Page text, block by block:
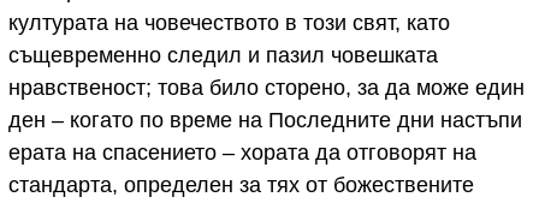
културата на човечеството в този свят, като
същевременно следил и пазил човешката
нравственост; това било сторено, за да може един
ден – когато по време на Последните дни настъпи
ерата на спасението – хората да отговорят на
стандарта, определен за тях от божествените